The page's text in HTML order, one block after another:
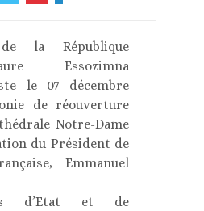
la République
Essozimna
le 07 décembre
de réouverture
Notre-Dame
du Président de
Emmanuel
d’Etat et de